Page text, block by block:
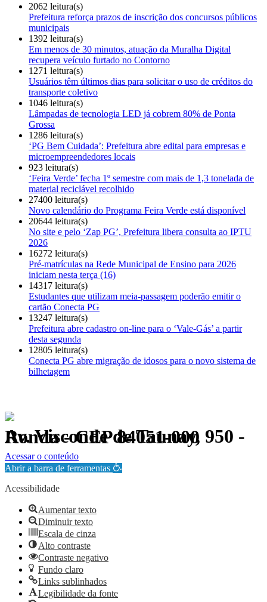
2062 leitura(s)
Prefeitura reforça prazos de inscrição dos concursos públicos
municipais
1392 leitura(s)
Em menos de 30 minutos, atuação da Muralha Digital
recupera veículo furtado no Contorno
1271 leitura(s)
Usuários têm últimos dias para solicitar o uso de créditos do
transporte coletivo
1046 leitura(s)
Lâmpadas de tecnologia LED já cobrem 80% de Ponta
Grossa
1286 leitura(s)
‘PG Bem Cuidada’: Prefeitura abre edital para empresas e
microempreendedores locais
923 leitura(s)
‘Feira Verde’ fecha 1º semestre com mais de 1,3 tonelada de
material reciclável recolhido
27400 leitura(s)
Novo calendário do Programa Feira Verde está disponível
20644 leitura(s)
No site e pelo ‘Zap PG’, Prefeitura libera consulta ao IPTU
2026
16272 leitura(s)
Pré-matrículas na Rede Municipal de Ensino para 2026
iniciam nesta terça (16)
14317 leitura(s)
Estudantes que utilizam meia-passagem poderão emitir o
cartão Conecta PG
13247 leitura(s)
Prefeitura abre cadastro on-line para o ‘Vale-Gás’ a partir
desta segunda
12805 leitura(s)
Conecta PG abre migração de idosos para o novo sistema de
bilhetagem
Av. Visconde de Taunay, 950 - Ronda - CEP 84051-000
Política de Privacidade.
Acessar o conteúdo
Abrir a barra de ferramentas
Acessibilidade
Aumentar texto
Diminuir texto
Escala de cinza
Alto contraste
Contraste negativo
Fundo claro
Links sublinhados
Legibilidade da fonte